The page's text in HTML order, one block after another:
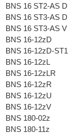
BNS 16 ST2-AS D
BNS 16 ST3-AS D
BNS 16 ST3-AS V
BNS 16-12zD
BNS 16-12zD-ST1
BNS 16-12zL
BNS 16-12zLR
BNS 16-12zR
BNS 16-12zU
BNS 16-12zV
BNS 180-02z
BNS 180-11z